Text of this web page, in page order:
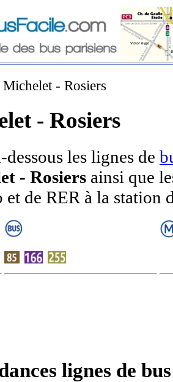
- Rosiers
- Rosiers
les lignes de
- Rosiers ainsi que
et de RER à la station
lignes de